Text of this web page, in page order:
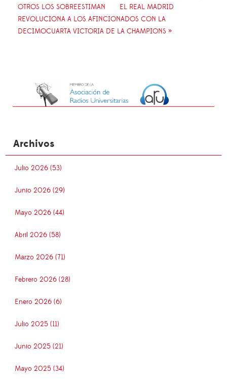
OTROS LOS SOBREESTIMAN
EL REAL MADRID
REVOLUCIONA A LOS AFINCIONADOS CON LA
DECIMOCUARTA VICTORIA DE LA CHAMPIONS »
Archivos
Julio 2026 (53)
Junio 2026 (29)
Mayo 2026 (44)
Abril 2026 (58)
Marzo 2026 (71)
Febrero 2026 (28)
Enero 2026 (6)
Julio 2025 (11)
Junio 2025 (21)
Mayo 2025 (34)